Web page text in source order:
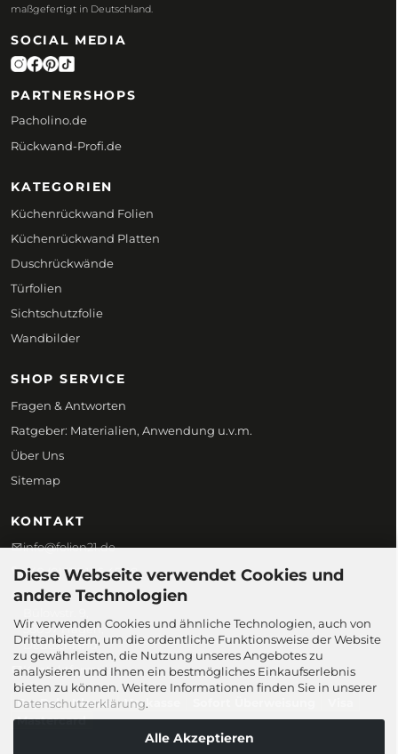
Diese Webseite verwendet Cookies und
andere Technologien
Wir verwenden Cookies und ähnliche Technologien, auch von
Drittanbietern, um die ordentliche Funktionsweise der Website
zu gewährleisten, die Nutzung unseres Angebotes zu
analysieren und Ihnen ein bestmögliches Einkaufserlebnis
bieten zu können. Weitere Informationen finden Sie in unserer
Datenschutzerklärung.
Alle Akzeptieren
maßgefertigt in Deutschland.
SOCIAL MEDIA
PARTNERSHOPS
Pacholino.de
Rückwand-Profi.de
KATEGORIEN
Küchenrückwand Folien
Küchenrückwand Platten
Duschrückwände
Türfolien
Sichtschutzfolie
Wandbilder
SHOP SERVICE
Fragen & Antworten
Ratgeber: Materialien, Anwendung u.v.m.
Über Uns
Sitemap
KONTAKT
info@folien21.de
+49 (0) 172 186 45 98
Folien21
58097 Hagen,
Deutschland
Kontaktformular
PayPal Klarna Vorkasse
Mastercard